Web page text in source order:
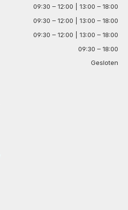
09:30 – 12:00 | 13:00 – 18:00
09:30 – 12:00 | 13:00 – 18:00
09:30 – 12:00 | 13:00 – 18:00
09:30 – 18:00
Gesloten